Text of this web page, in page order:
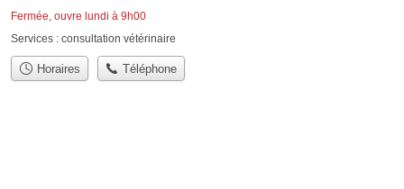
Fermée, ouvre lundi à 9h00
Services : consultation vétérinaire
Horaires Téléphone